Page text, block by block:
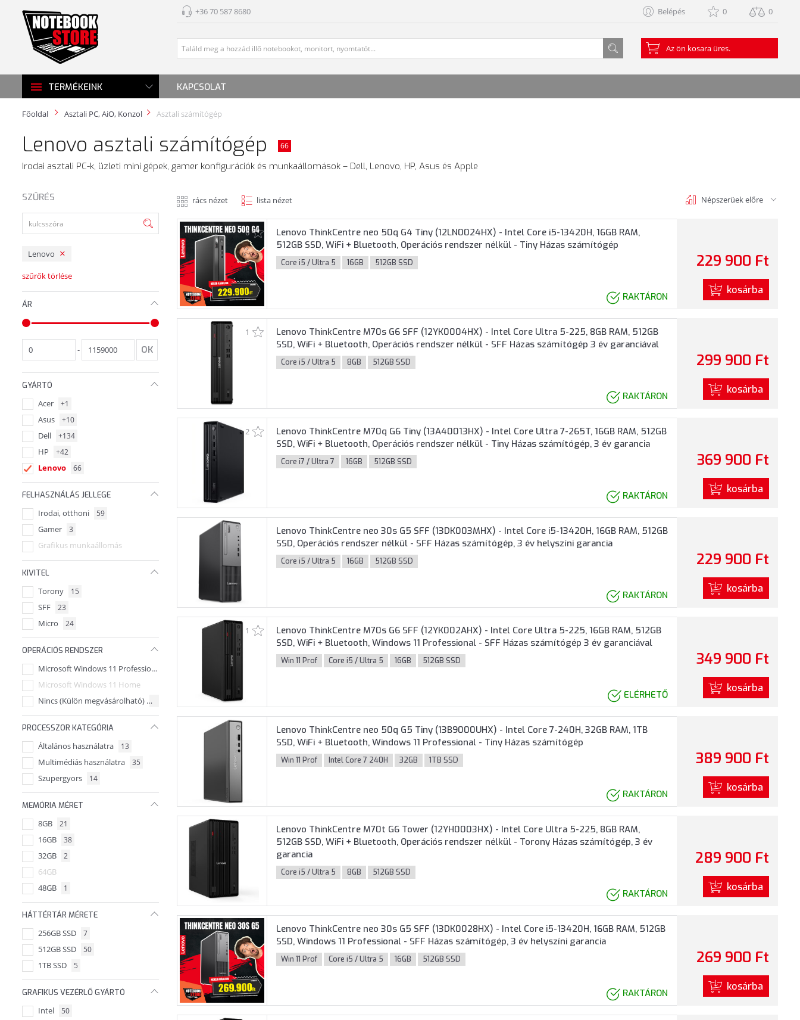
+36 70 587 8680 Belépés 0 0
Az ön kosara üres.
TERMÉKEINK KAPCSOLAT
Főoldal Asztali PC, AiO, Konzol Asztali számítógép
Lenovo asztali számítógép 66
Irodai asztali PC-k, üzleti mini gépek, gamer konfigurációk és munkaállomások – Dell, Lenovo, HP, Asus és Apple
SZŰRÉS
Lenovo
szűrők törlése
ÁR
-
GYÁRTÓ
Acer +1
Asus +10
Dell +134
HP +42
Lenovo 66
FELHASZNÁLÁS JELLEGE
Irodai, otthoni 59
Gamer 3
Grafikus munkaállomás
KIVITEL
Torony 15
SFF 23
Micro 24
OPERÁCIÓS RENDSZER
Microsoft Windows 11 Professional
Microsoft Windows 11 Home
Nincs (Külön megvásárolható)
PROCESSZOR KATEGÓRIA
Általános használatra 13
Multimédiás használatra 35
Szupergyors 14
MEMÓRIA MÉRET
8GB 21
16GB 38
32GB 2
64GB
48GB
1
HÁTTÉRTÁR MÉRETE
256GB SSD 7
512GB SSD 50
1TB SSD 5
GRAFIKUS VEZÉRLŐ GYÁRTÓ
Intel 50
rács nézet lista nézet Népszerüek előre
6
Lenovo ThinkCentre neo 50q G4 Tiny (12LN0024HX) - Intel Core i5-13420H, 16GB RAM,
512GB SSD, WiFi + Bluetooth, Operációs rendszer nélkül - Tiny Házas számítógép
Core i5 / Ultra 5 16GB 512GB SSD
RAKTÁRON
229 900 Ft
kosárba
1
Lenovo ThinkCentre M70s G6 SFF (12YK0004HX) - Intel Core Ultra 5-225, 8GB RAM, 512GB
SSD, WiFi + Bluetooth, Operációs rendszer nélkül - SFF Házas számítógép 3 év garanciával
Core i5 / Ultra 5 8GB 512GB SSD
RAKTÁRON
299 900 Ft
kosárba
2
Lenovo ThinkCentre M70q G6 Tiny (13A40013HX) - Intel Core Ultra 7-265T, 16GB RAM, 512GB
SSD, WiFi + Bluetooth, Operációs rendszer nélkül - Tiny Házas számítógép, 3 év garancia
Core i7 / Ultra 7 16GB 512GB SSD
RAKTÁRON
369 900 Ft
kosárba
Lenovo ThinkCentre neo 30s G5 SFF (13DK003MHX) - Intel Core i5-13420H, 16GB RAM, 512GB
SSD, Operációs rendszer nélkül - SFF Házas számítógép, 3 év helyszíni garancia
Core i5 / Ultra 5 16GB 512GB SSD
RAKTÁRON
229 900 Ft
kosárba
1
Lenovo ThinkCentre M70s G6 SFF (12YK002AHX) - Intel Core Ultra 5-225, 16GB RAM, 512GB
SSD, WiFi + Bluetooth, Windows 11 Professional - SFF Házas számítógép 3 év garanciával
Win 11 Prof Core i5 / Ultra 5 16GB 512GB SSD
ELÉRHETŐ
349 900 Ft
kosárba
Lenovo ThinkCentre neo 50q G5 Tiny (13B9000UHX) - Intel Core 7-240H, 32GB RAM, 1TB
SSD, WiFi + Bluetooth, Windows 11 Professional - Tiny Házas számítógép
Win 11 Prof Intel Core 7 240H 32GB 1TB SSD
RAKTÁRON
389 900 Ft
kosárba
Lenovo ThinkCentre M70t G6 Tower (12YH0003HX) - Intel Core Ultra 5-225, 8GB RAM,
512GB SSD, WiFi + Bluetooth, Operációs rendszer nélkül - Torony Házas számítógép, 3 év
garancia
Core i5 / Ultra 5 8GB 512GB SSD
RAKTÁRON
289 900 Ft
kosárba
Lenovo ThinkCentre neo 30s G5 SFF (13DK0028HX) - Intel Core i5-13420H, 16GB RAM, 512GB
SSD, Windows 11 Professional - SFF Házas számítógép, 3 év helyszíni garancia
Win 11 Prof Core i5 / Ultra 5 16GB 512GB SSD
RAKTÁRON
269 900 Ft
kosárba